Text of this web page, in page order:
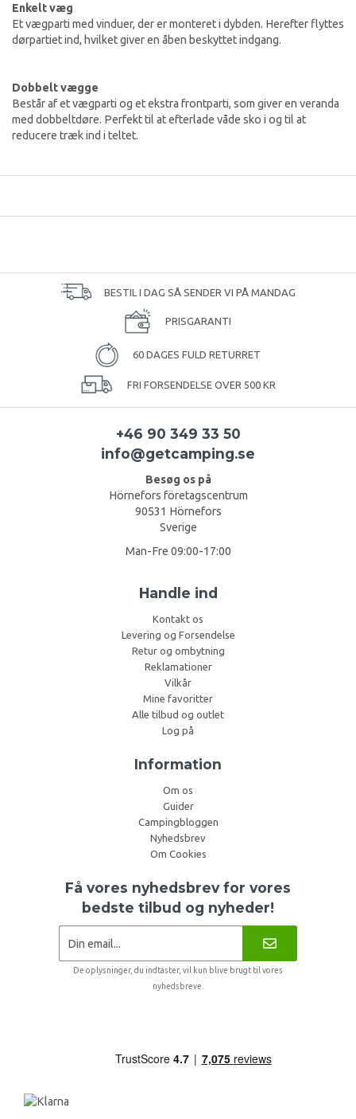
Enkelt væg
Et vægparti med vinduer, der er monteret i dybden. Herefter flyttes
dørpartiet ind, hvilket giver en åben beskyttet indgang.
Dobbelt vægge
Består af et vægparti og et ekstra frontparti, som giver en veranda
med dobbeltdøre. Perfekt til at efterlade våde sko i og til at
reducere træk ind i teltet.
BESTIL I DAG SÅ SENDER VI PÅ MANDAG
PRISGARANTI
60 DAGES FULD RETURRET
FRI FORSENDELSE OVER 500 KR
+46 90 349 33 50
info@getcamping.se
Besøg os på
Hörnefors företagscentrum
90531 Hörnefors
Sverige
Man-Fre 09:00-17:00
Handle ind
Kontakt os
Levering og Forsendelse
Retur og ombytning
Reklamationer
Vilkår
Mine favoritter
Alle tilbud og outlet
Log på
Information
Om os
Guider
Campingbloggen
Nyhedsbrev
Om Cookies
Få vores nyhedsbrev for vores
bedste tilbud og nyheder!
De oplysninger, du indtaster, vil kun blive brugt til vores
nyhedsbreve.